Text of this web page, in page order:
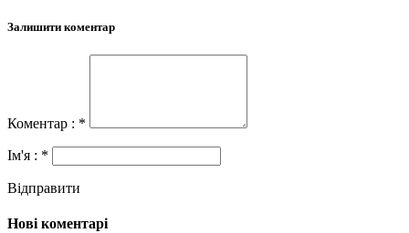
Залишити коментар
Коментар : *
Ім'я : *
Відправити
Нові коментарі